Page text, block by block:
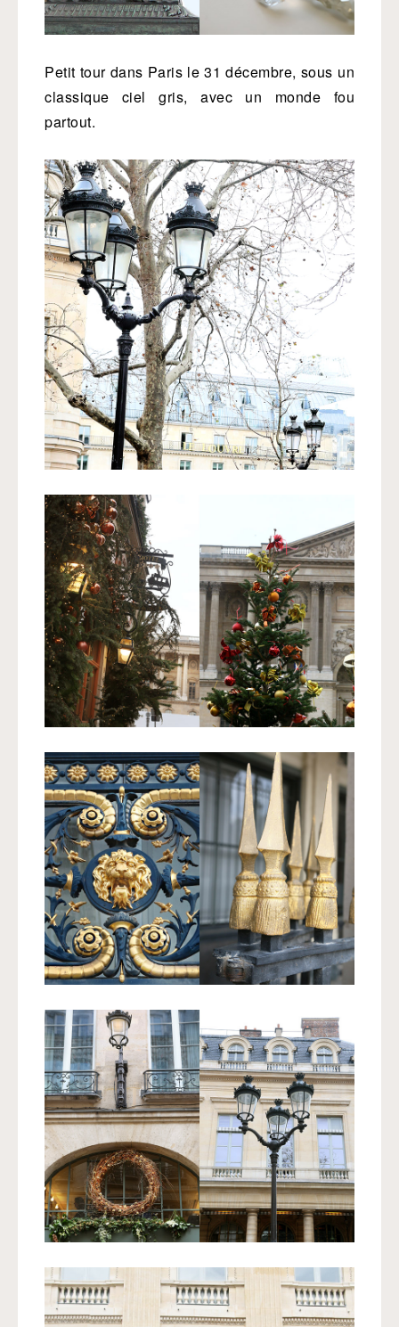
Petit tour dans Paris le 31 décembre, sous un
classique ciel gris, avec un monde fou
partout.